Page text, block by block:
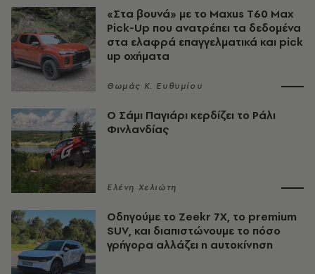
«Στα βουνά» με το Maxus T60 Max
Pick-Up που ανατρέπει τα δεδομένα
στα ελαφρά επαγγελματικά και pick
up οχήματα
Θωμάς K. Ευθυμίου
O Σάμι Παγιάρι κερδίζει το Ράλι
Φινλανδίας
Ελένη Χελιώτη
Οδηγούμε το Zeekr 7X, το premium
SUV, και διαπιστώνουμε το πόσο
γρήγορα αλλάζει η αυτοκίνηση